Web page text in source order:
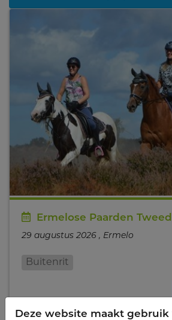
Ermelose Paarden
29 augustus 2026 , Ermelo
Buitenrit
Deze website maakt gebruik